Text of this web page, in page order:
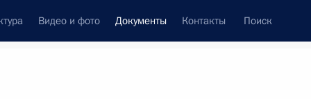
Видео и фото Документы Контакты Поиск